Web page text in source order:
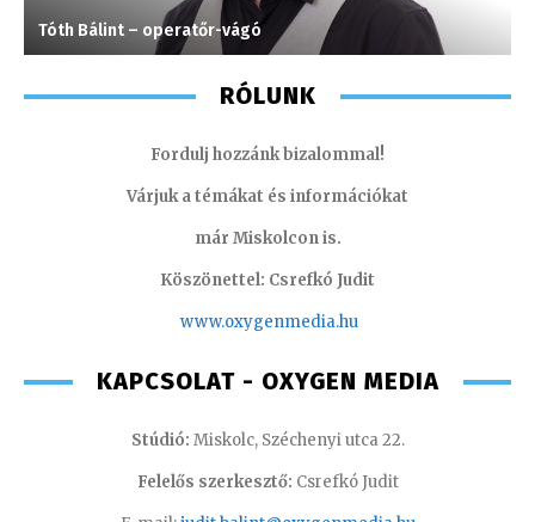
Tóth Bálint – operatőr-vágó
RÓLUNK
Fordulj hozzánk bizalommal!
Várjuk a témákat és információkat
már Miskolcon is.
Köszönettel: Csrefkó Judit
www.oxygenmedia.hu
KAPCSOLAT - OXYGEN MEDIA
Stúdió: Miskolc, Széchenyi utca 22.
Felelős szerkesztő: Csrefkó Judit